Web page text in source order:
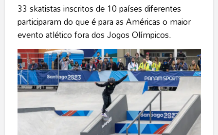
33 skatistas inscritos de 10 países diferentes
participaram do que é para as Américas o maior
evento atlético fora dos Jogos Olímpicos.